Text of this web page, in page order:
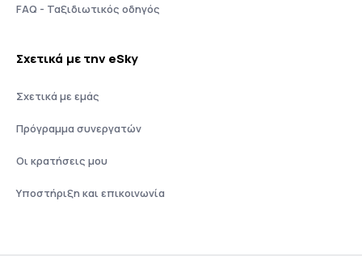
FAQ - Ταξιδιωτικός οδηγός
Σχετικά με την eSky
Σχετικά με εμάς
Πρόγραμμα συνεργατών
Οι κρατήσεις μου
Υποστήριξη και επικοινωνία